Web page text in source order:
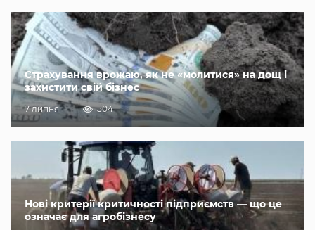
Страхування врожаю, як не «молитися» на дощ і
захистити свій бізнес
7 липня 504
Нові критерії критичності підприємств — що це
означає для агробізнесу